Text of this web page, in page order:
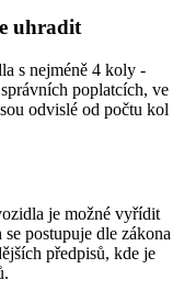
uhradit
s nejméně 4 koly -
poplatcích, ve
odvislé od počtu kol
je možné vyřídit
postupuje dle zákona
předpisů, kde je